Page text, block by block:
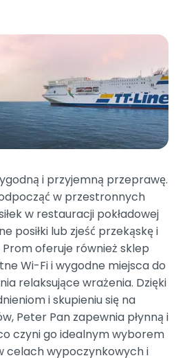
i przyjemną przeprawę.
w przestronnych
w restauracji pokładowej
posiłki lub zjeść przekąskę i
Prom oferuje również sklep
Wi-Fi i wygodne miejsca do
relaksujące wrażenia. Dzięki
i skupieniu się na
Peter Pan zapewnia płynną i
czyni go idealnym wyborem
celach wypoczynkowych i